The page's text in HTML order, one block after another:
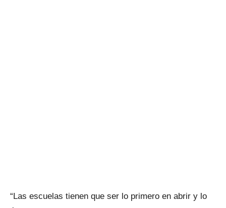
“Las escuelas tienen que ser lo primero en abrir y lo